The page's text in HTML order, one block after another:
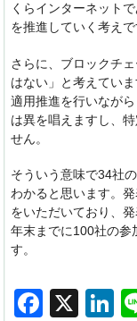
くらインターネット
を推進していく考えで
さらに、ブロックチ
はない」と考えてい
適用推進を行いなが
は異を唱えますし、
せん。
そういう意味で34社
わかると思います。
をいただいており、
年末までに100社の参
す。
F
X
Li